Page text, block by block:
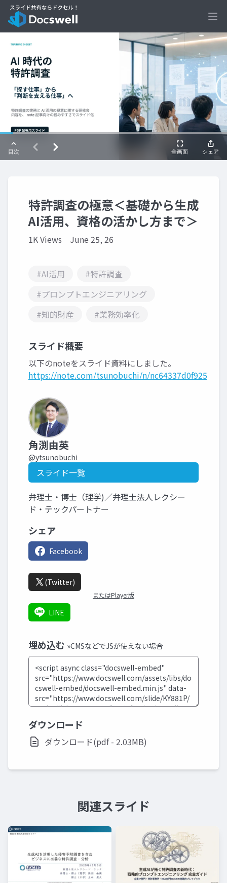
特許調査の極意＜基礎から生成
AI活用、資格の活かし方まで＞
1K Views June 25, 26
#AI活用
#特許調査
#プロンプトエンジニアリング
#知的財産
#業務効率化
スライド概要
以下のnoteをスライド資料にしました。
https://note.com/tsunobuchi/n/nc64337d0f925
角渕由英
@ytsunobuchi
スライド一覧
弁理士・博士（理学)／弁理士法人レクシー
ド・テックパートナー
シェア
Facebook
(Twitter)
またはPlayer版
LINE
埋め込む »CMSなどでJSが使えない場合
ダウンロード
ダウンロード(pdf - 2.03MB)
関連スライド